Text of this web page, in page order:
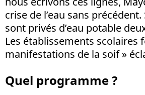
crise de l’eau sans
sont privés d’eau potable
Les établissements scolaires
manifestations de la soif »
Quel programme ?